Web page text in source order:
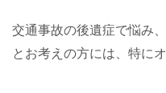
交通事故の後遺症で悩み
とお考えの方には、特に